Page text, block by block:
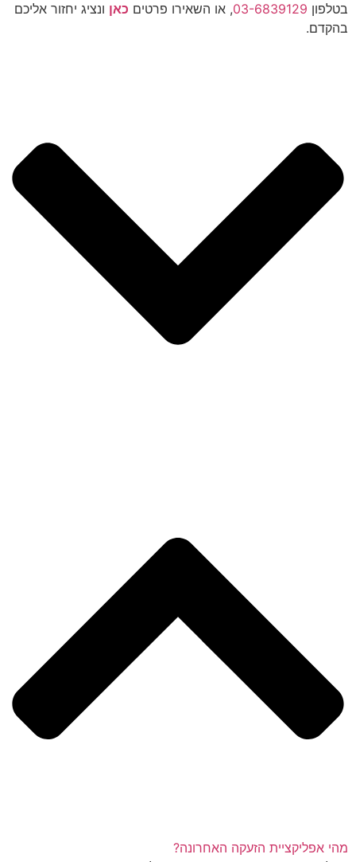
בטלפון 03-6839129, או השאירו פרטים כאן ונציג יחזור אליכם
בהקדם.
מהי אפליקציית הזעקה האחרונה?